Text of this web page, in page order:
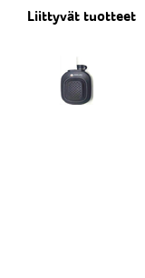
Liittyvät tuotteet